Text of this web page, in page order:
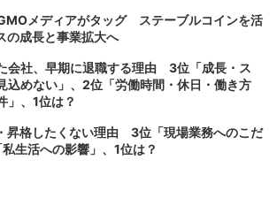
メディアがタッグ ステーブルコインを活
の成長と事業拡大へ
会社、早期に退職する理由 3位「成長・ス
込めない」、2位「労働時間・休日・働き方
」、1位は？
昇格したくない理由 3位「現場業務へのこだ
生活への影響」、1位は？